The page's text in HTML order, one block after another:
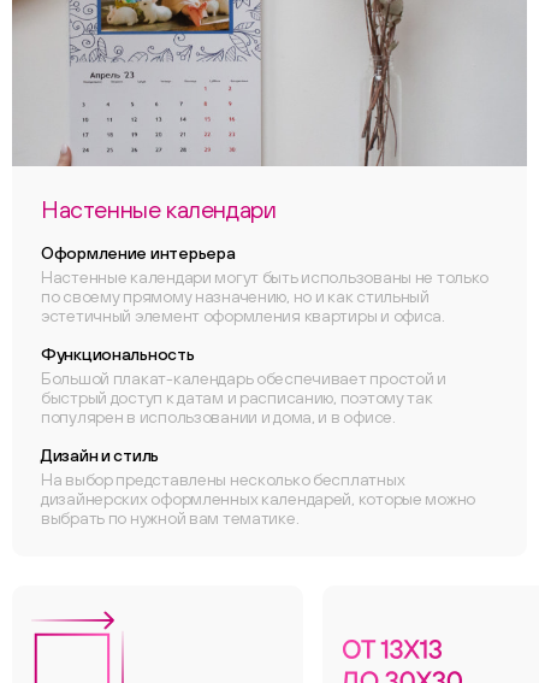
Настенные календари
Оформление интерьера
Настенные календари могут быть использованы не только
по своему прямому назначению, но и как стильный
эстетичный элемент оформления квартиры и офиса.
Функциональность
Большой плакат-календарь обеспечивает простой и
быстрый доступ к датам и расписанию, поэтому так
популярен в использовании и дома, и в офисе.
Дизайн и стиль
На выбор представлены несколько бесплатных
дизайнерских оформленных календарей, которые можно
выбрать по нужной вам тематике.